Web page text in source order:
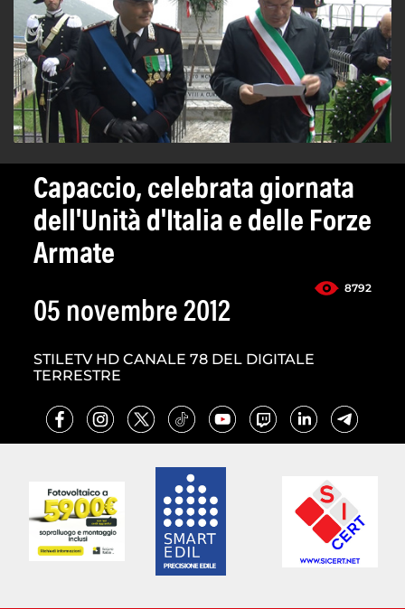
Capaccio, celebrata giornata
dell'Unità d'Italia e delle Forze
Armate
8792
05 novembre 2012
STILETV HD CANALE 78 DEL DIGITALE
TERRESTRE